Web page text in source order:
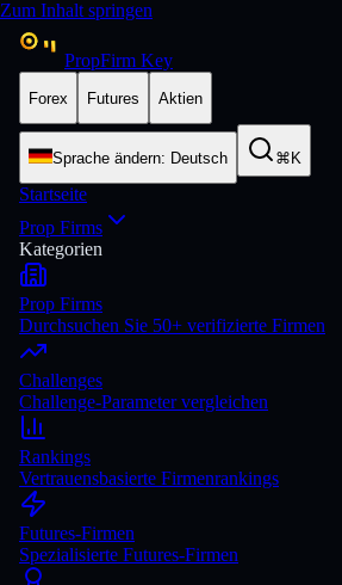
Zum Inhalt springen
PropFirm Key
Forex Futures Aktien
Sprache ändern: Deutsch ⌘K
Startseite
Prop Firms
Kategorien
Prop Firms
Durchsuchen Sie 50+ verifizierte Firmen
Challenges
Challenge-Parameter vergleichen
Rankings
Vertrauensbasierte Firmenrankings
Futures-Firmen
Spezialisierte Futures-Firmen